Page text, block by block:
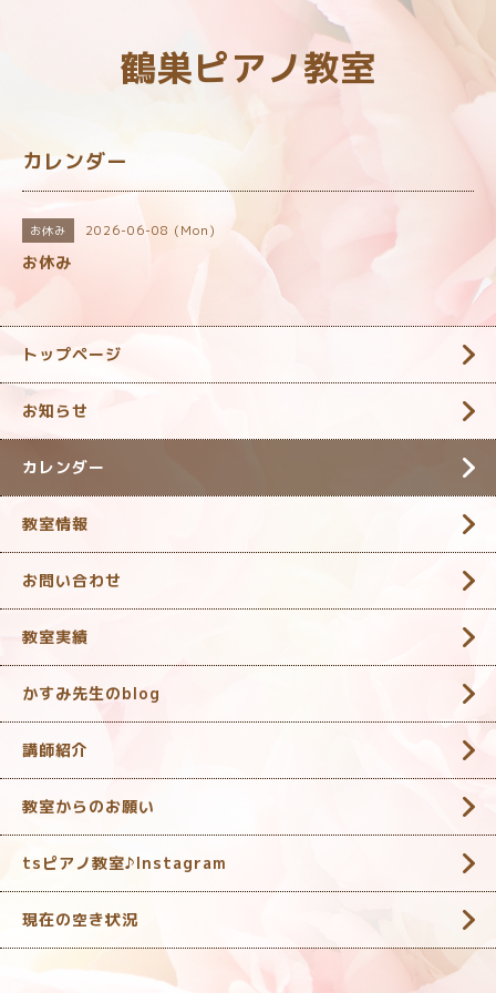
鶴巣ピアノ教室
カレンダー
お休み 2026-06-08 (Mon)
お休み
トップページ
お知らせ
カレンダー
教室情報
お問い合わせ
教室実績
かすみ先生のblog
講師紹介
教室からのお願い
tsピアノ教室♪Instagram
現在の空き状況